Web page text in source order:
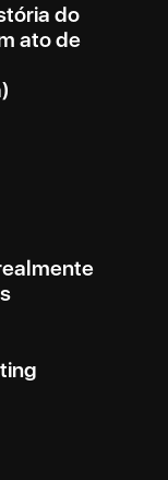
do
ato de